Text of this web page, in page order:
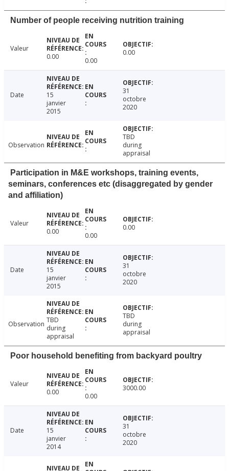
Number of people receiving nutrition training
Valeur
0.00
0.00
0.00
Date
15
janvier
2015
31
octobre
2020
Observation
TBD
during
appraisal
Participation in M&E workshops, training events,
seminars, conferences etc (disaggregated by gender
and affiliation)
Valeur
0.00
0.00
0.00
Date
15
janvier
2015
31
octobre
2020
Observation TBD
during
appraisal
TBD
during
appraisal
Poor household benefiting from backyard poultry
Valeur
0.00
0.00
3000.00
Date
15
janvier
2014
31
octobre
2020